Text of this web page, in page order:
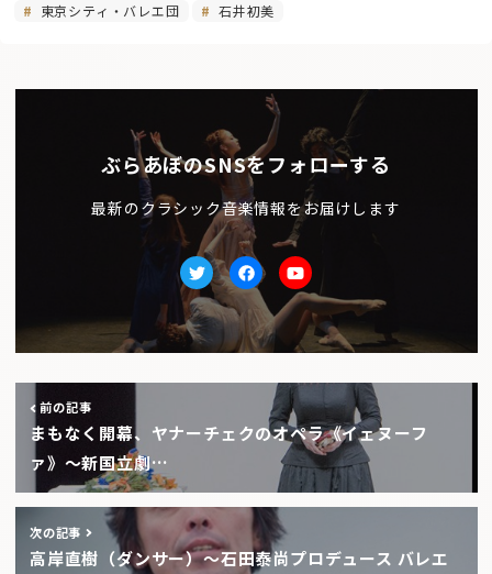
東京シティ・バレエ団
石井初美
ぶらあぼのSNSをフォローする
最新のクラシック音楽情報をお届けします
TwitterfacebookYoutube
前の記事
まもなく開幕、ヤナーチェクのオペラ《イェヌーフ
ァ》〜新国立劇…
次の記事
高岸直樹（ダンサー）〜石田泰尚プロデュース バレエ